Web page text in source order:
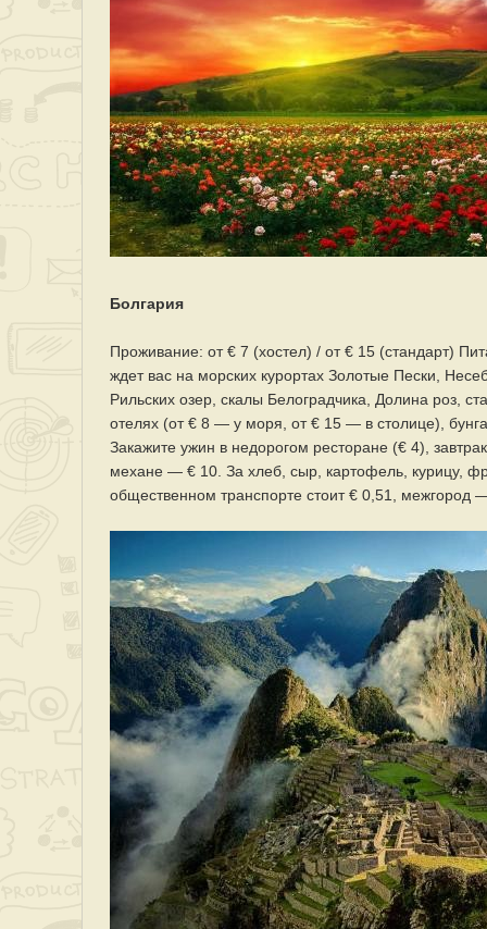
Болгария
Проживание: от € 7 (хостел) / от € 15 (стандарт)
ждет вас на морских курортах Золотые Пески,
Рильских озер, скалы Белоградчика, Долина роз,
отелях (от € 8 — у моря, от € 15 — в столице),
Закажите ужин в недорогом ресторане (€ 4),
механе — € 10. За хлеб, сыр, картофель, курицу,
общественном транспорте стоит € 0,51, межгород